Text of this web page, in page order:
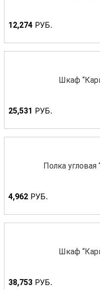
12,274 РУБ.
Шкаф
25,531 РУБ.
Полка
4,962 РУБ.
Шкаф
38,753 РУБ.